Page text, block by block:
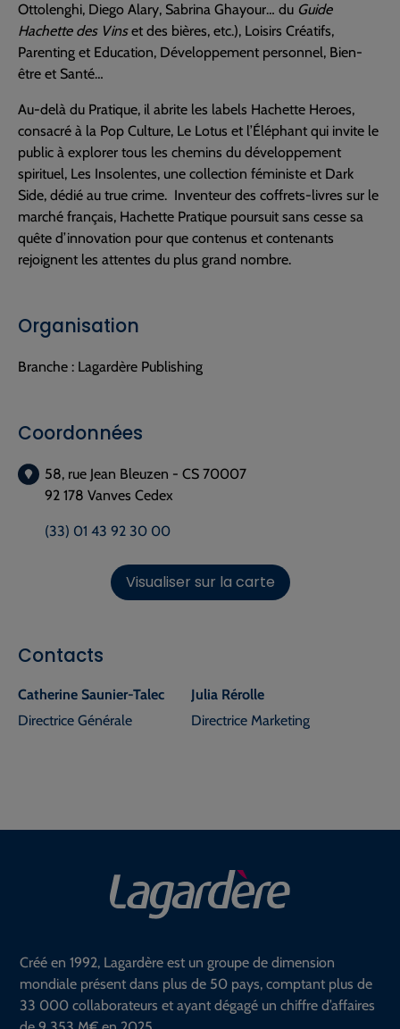
Ottolenghi, Diego Alary, Sabrina Ghayour… du Guide
Hachette des Vinset des bières, etc.), Loisirs Créatifs,
Parenting et Education, Développement personnel, Bien-
être et Santé…
Au-delà du Pratique, il abrite les labels Hachette Heroes,
consacré à la Pop Culture, Le Lotus et l’Éléphant qui invite le
public à explorer tous les chemins du développement
spirituel, Les Insolentes, une collection féministe et Dark
Side, dédié au true crime. Inventeur des coffrets-livres sur le
marché français, Hachette Pratique poursuit sans cesse sa
quête d’innovation pour que contenus et contenants
rejoignent les attentes du plus grand nombre.
Organisation
Branche : Lagardère Publishing
Coordonnées
58, rue Jean Bleuzen - CS 70007
92 178 Vanves Cedex
(33) 01 43 92 30 00
Visualiser sur la carte
Contacts
Catherine Saunier-Talec
Directrice Générale
Julia Rérolle
Directrice Marketing
Créé en 1992, Lagardère est un groupe de dimension
mondiale présent dans plus de 50 pays, comptant plus de
33 000 collaborateurs et ayant dégagé un chiffre d’affaires